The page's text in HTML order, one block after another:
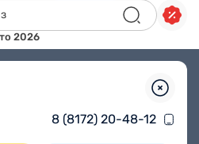
2026
8 (8172) 20-48-12